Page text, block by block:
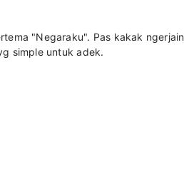
"Negaraku". Pas kakak ngerjain
simple untuk adek.